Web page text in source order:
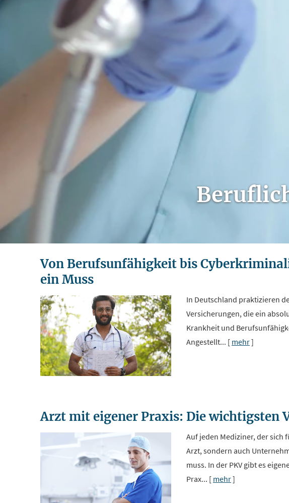
Von Berufsunfähigkeit bis
ein Muss
In Deutschland praktizieren
Versicherungen, die ein
Krankheit und
Angestellt... [ mehr]
Arzt mit eigener Praxis: Die wichtigsten
Auf jeden Mediziner, der sich
Arzt, sondern auch
muss. In der PKV gibt es
Prax... [ mehr]